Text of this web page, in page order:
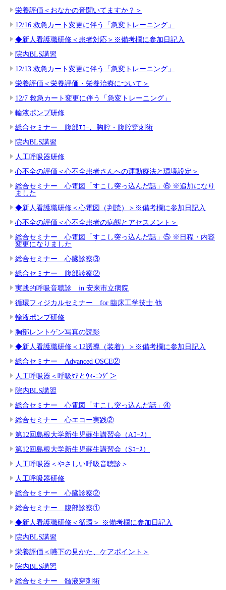
栄養評価＜おなかの音聞いてますか？＞
12/16 救急カート変更に伴う「急変トレーニング」
◆新人看護職研修＜患者対応＞※備考欄に参加日記入
院内BLS講習
12/13 救急カート変更に伴う「急変トレーニング」
栄養評価＜栄養評価・栄養治療について＞
12/7 救急カート変更に伴う「急変トレーニング」
輸液ポンプ研修
総合セミナー 腹部ｴｺｰ、胸腔・腹腔穿刺術
院内BLS講習
人工呼吸器研修
心不全の評価＜心不全患者さんへの運動療法と環境設定＞
総合セミナー 心電図「すこし突っ込んだ話」⑥ ※追加になり
ました
◆新人看護職研修＜心電図（判読）＞※備考欄に参加日記入
心不全の評価＜心不全患者の病態とアセスメント＞
総合セミナー 心電図「すこし突っ込んだ話」⑤ ※日程・内容
変更になりました
総合セミナー 心臓診察③
総合セミナー 腹部診察②
実践的呼吸音聴診 in 安来市立病院
循環フィジカルセミナー for 臨床工学技士 他
輸液ポンプ研修
胸部レントゲン写真の読影
◆新人看護職研修＜12誘導（装着）＞※備考欄に参加日記入
総合セミナー Advanced OSCE②
人工呼吸器＜呼吸ｹｱとｳｨ-ﾆﾝｸﾞ＞
院内BLS講習
総合セミナー 心電図「すこし突っ込んだ話」④
総合セミナー 心エコー実践②
第12回島根大学新生児蘇生講習会（Aｺｰｽ）
第12回島根大学新生児蘇生講習会（Sｺｰｽ）
人工呼吸器＜やさしい呼吸音聴診＞
人工呼吸器研修
総合セミナー 心臓診察②
総合セミナー 腹部診察①
◆新人看護職研修＜循環＞ ※備考欄に参加日記入
院内BLS講習
栄養評価＜嚥下の見かた、ケアポイント＞
院内BLS講習
総合セミナー 髄液穿刺術